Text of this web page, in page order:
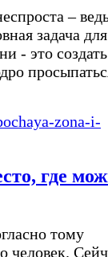
–
задача для
- это создать
где
тому
человек.